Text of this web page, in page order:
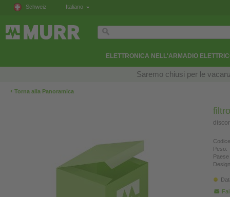
Schweiz Italiano
ELETTRONICA NELL'ARMADIO
Saremo chiusi per le
‹ Torna alla Panoramica
Peso: